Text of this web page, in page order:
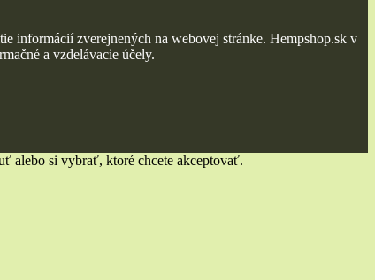
informácií zverejnených na webovej stránke. Hempshop.sk v
a vzdelávacie účely.
alebo si vybrať, ktoré chcete akceptovať.